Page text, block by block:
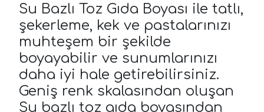
Su Bazlı Toz Gıda Boyası ile tatlı,
şekerleme, kek ve pastalarınızı
muhteşem bir şekilde
boyayabilir ve sunumlarınızı
daha iyi hale getirebilirsiniz.
Geniş renk skalasından oluşan
Su bazlı toz gıda boyasından